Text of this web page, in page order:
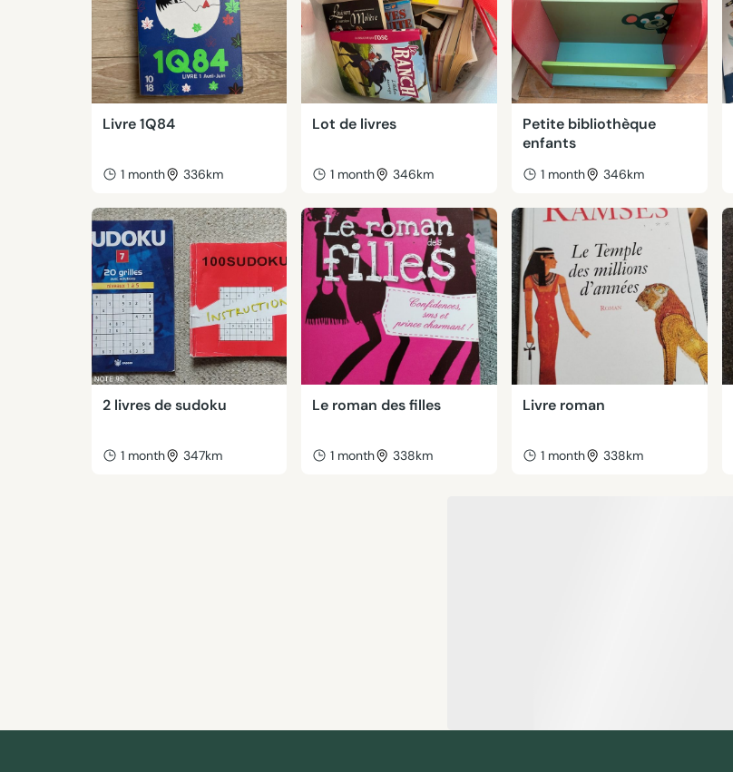
Livre 1Q84
1 month 336km
Lot de livres
1 month 346km
Petite bibliothèque
enfants
1 month 346km
2 livres de sudoku
1 month 347km
Le roman des filles
1 month 338km
Livre roman
1 month 338km